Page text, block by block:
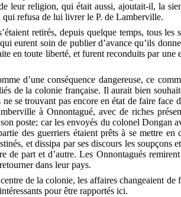
leur religion, qui était aussi, ajoutait-il, la
refusa de lui livrer le P. de Lamberville.
retirés, depuis quelque temps, tous les
eurent soin de publier d’avance qu’ils
en toute liberté, et furent reconduits par une
d’une conséquence dangereuse, ce
de la colonie française. Il aurait bien
se trouvant pas encore en état de faire
à Onnontagué, avec de riches
poste; car les envoyés du colonel Dongan
des guerriers étaient prêts à se mettre
et dissipa par ses discours les soupçons
de part et d’autre. Les Onnontagués
dans leur pays.
de la colonie, les affaires changeaient
pour être rapportés ici.